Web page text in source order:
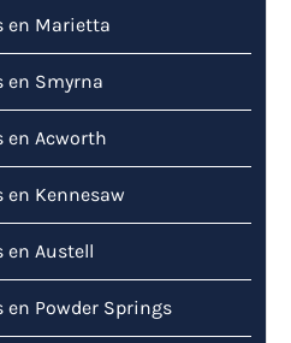
en Marietta
en Smyrna
en Acworth
en Kennesaw
en Austell
en Powder Springs